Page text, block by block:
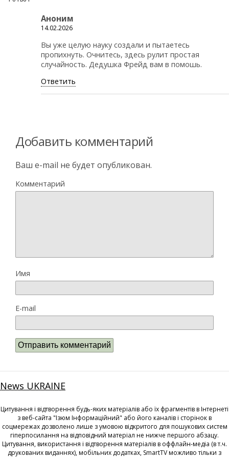
Аноним
14.02.2026
Вы уже целую науку создали и пытаетесь
пропихнуть. Очнитесь, здесь рулит простая
случайность. Дедушка Фрейд вам в помошь.
Ответить
Добавить комментарий
Ваш e-mail не будет опубликован.
Комментарий
Имя
E-mail
News UKRAINE
Цитування і відтворення будь-яких матеріалів або їх фрагментів в Інтернеті
з веб-сайта "Ізюм Інформаційний" або його каналів і сторінок в
соцмережах дозволено лише з умовою відкритого для пошукових систем
гіперпосилання на відповідний матеріал не нижче першого абзацу.
Цитування, використання і відтворення матеріалів в оффлайн-медіа (в т.ч.
друкованих виданнях), мобільних додатках, SmartTV можливо тільки з